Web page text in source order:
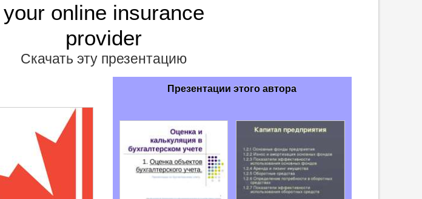
your online insurance
provider
Скачать эту презентацию
Презентации этого автора